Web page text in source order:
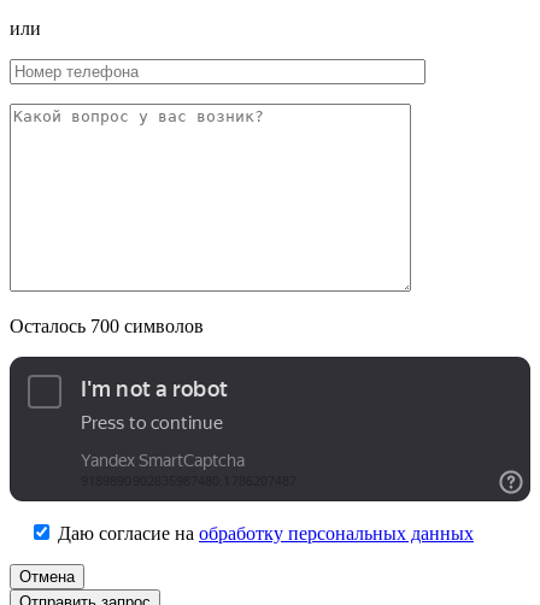
или
Осталось 700 символов
Даю согласие на обработку персональных данных
Отмена